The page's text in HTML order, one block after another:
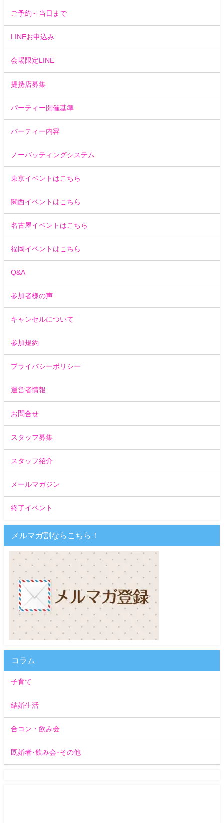
ご予約～当日まで
LINEお申込み
会場限定LINE
提携店募集
パーティー開催基準
パーティー内容
ノーバッティングシステム
東京イベントはこちら
関西イベントはこちら
名古屋イベントはこちら
福岡イベントはこちら
Q&A
参加者様の声
キャンセルについて
参加規約
プライバシーポリシー
運営者情報
お問合せ
スタッフ募集
スタッフ紹介
メールマガジン
終了イベント
メルマガ割ならこちら！
コラム
子育て
結婚生活
合コン・飲み会
既婚者･飲み会･その他